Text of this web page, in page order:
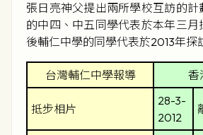
張日亮神父提出兩所學校互訪的計
的中四、中五同學代表於本年三月
後輔仁中學的同學代表於2013年探
台灣輔仁中學報導 香
抵步相片
28-3-
2012